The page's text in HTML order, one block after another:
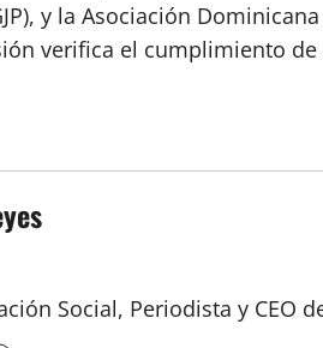
y la Asociación
verifica el cumplimiento
Social, Periodista y CEO